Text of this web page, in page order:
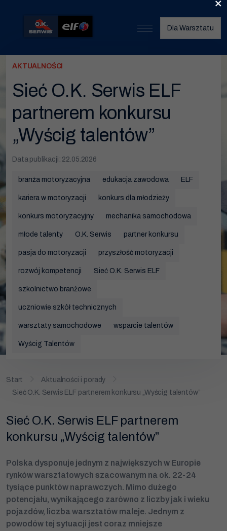
Start
Znajdź warsztat
Nasze usługi
Wymiana oleju
Wymiana rozrządu
Wymiana akumulatora
Dla Warsztatu
AKTUALNOŚCI
Sieć O.K. Serwis ELF
partnerem konkursu
„Wyścig talentów”
branża motoryzacyjna edukacja zawodowa ELF
kariera w motoryzacji konkurs dla młodzieży
konkurs motoryzacyjny mechanika samochodowa
młode talenty O.K. Serwis partner konkursu
pasja do motoryzacji przyszłość motoryzacji
rozwój kompetencji Sieć O.K. Serwis ELF
szkolnictwo branżowe
uczniowie szkół technicznych
warsztaty samochodowe wsparcie talentów
Wyścig Talentów
Data publikacji: 22.05.2026
Start
Aktualności i porady
Sieć O.K. Serwis ELF partnerem konkursu „Wyścig talentów”
Sieć O.K. Serwis ELF partnerem
konkursu „Wyścig talentów”
Polska dysponuje jednym z największych w Europie
rynków warsztatowych szacowanym na ok. 22-24
tysiące punktów naprawczych. Mimo dużego
potencjału, wynikającego zarówno z liczby jak i wieku
pojazdów, liczba warsztatów maleje. Jednym z
powodów tej sytuacji jest coraz mniejsze